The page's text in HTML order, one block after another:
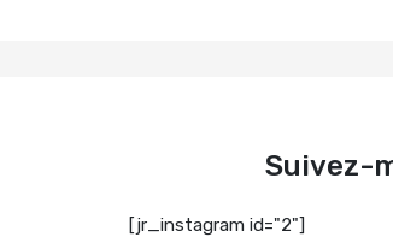
Suivez-
[jr_instagram id="2"]